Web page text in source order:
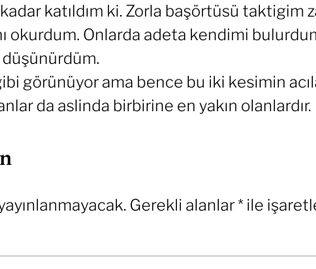
katıldım ki. Zorla başörtüsü taktigim
okurdum. Onlarda adeta kendimi
görünüyor ama bence bu iki kesimin
da aslinda birbirine en yakın olanlardır.
Gerekli alanlar* ile